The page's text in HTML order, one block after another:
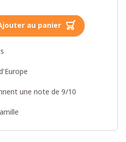
au panier
une note de 9/10